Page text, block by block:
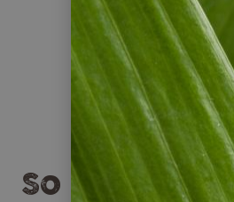
So entsteht